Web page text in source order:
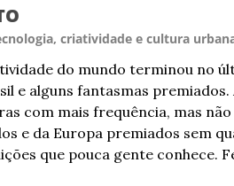
criatividade e cultura
do mundo terminou no
e alguns fantasmas premiados.
com mais frequência, mas
e da Europa premiados sem
que pouca gente conhece.